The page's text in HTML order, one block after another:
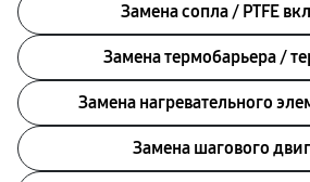
Замена сопла / PTFE
Замена термобарьера /
Замена нагревательного
Замена шагового